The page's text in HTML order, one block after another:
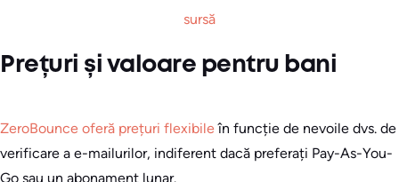
sursă
Prețuri și valoare pentru bani
ZeroBounce oferă prețuri flexibileîn funcție de nevoile dvs. de
verificare a e-mailurilor, indiferent dacă preferați Pay-As-You-
Go sau un abonament lunar.